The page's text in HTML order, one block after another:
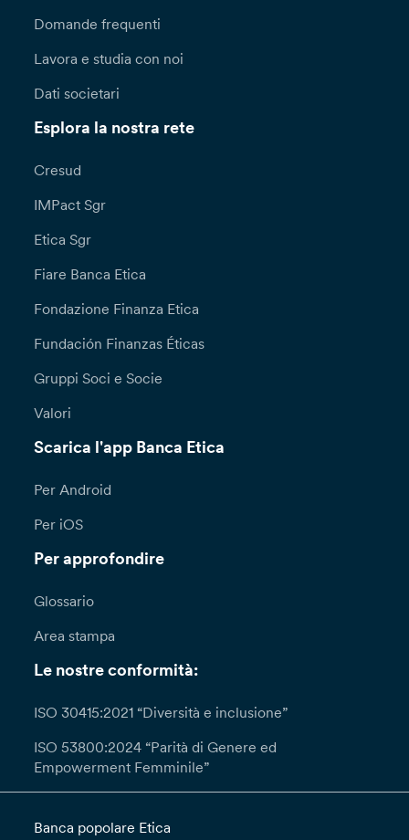
Domande frequenti
Lavora e studia con noi
Dati societari
Esplora la nostra rete
Cresud
IMPact Sgr
Etica Sgr
Fiare Banca Etica
Fondazione Finanza Etica
Fundación Finanzas Éticas
Gruppi Soci e Socie
Valori
Scarica l'app Banca Etica
Per Android
Per iOS
Per approfondire
Glossario
Area stampa
Le nostre conformità:
ISO 30415:2021 “Diversità e inclusione”
ISO 53800:2024 “Parità di Genere ed
Empowerment Femminile”
Banca popolare Etica